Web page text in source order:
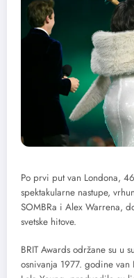
Po prvi put van Londona,
spektakularne nastupe,
SOMBRa i Alex Warrena,
svetske hitove.
BRIT Awards održane su u
osnivanja 1977. godine